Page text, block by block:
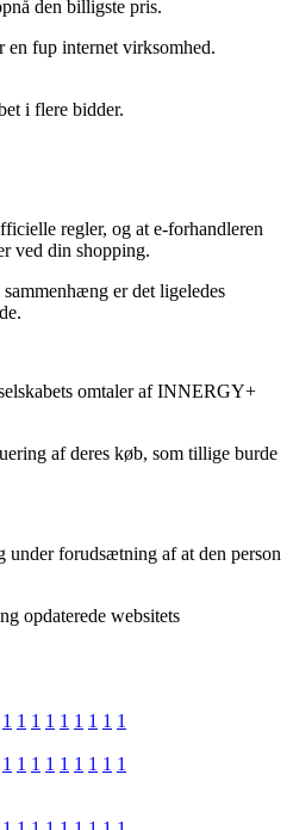
den billigste pris.
en fup internet virksomhed.
i flere bidder.
regler, og at e-forhandleren
ved din shopping.
er det ligeledes
omtaler af INNERGY+
af deres køb, som tillige burde
under forudsætning af at den person
opdaterede websitets
1 1 1 1 1 1 1 1 1
1 1 1 1 1 1 1 1 1